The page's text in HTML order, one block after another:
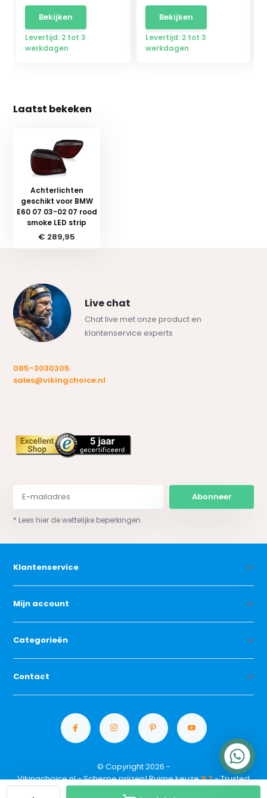
Bekijken
Levertijd: 2 tot 3
werkdagen
Bekijken
Levertijd: 2 tot 3
werkdagen
Laatst bekeken
Achterlichten
geschikt voor BMW
E60 07 03-02 07 rood
smoke LED strip
€ 289,95
Live chat
Chat live met onze product en
klantenservice experts
085-3030305
sales@vikingchoice.nl
Abonneer
* Lees hier de wettelijke beperkingen
Klantenservice
Mijn account
Categorieën
Contact
© Copyright 2026 -
Vikingchoice.nl - Scherpe prijzen! Ruime keuze9.2- Trusted